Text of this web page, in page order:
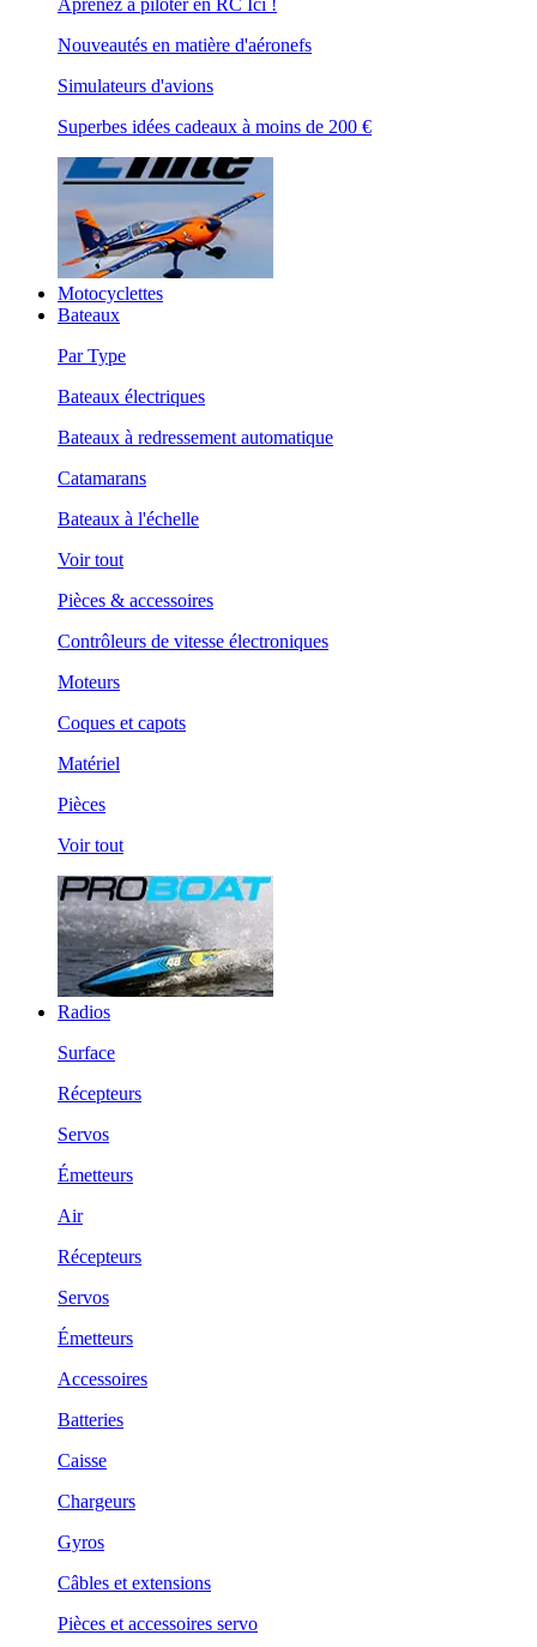
Aprenez à piloter en RC Ici !
Nouveautés en matière d'aéronefs
Simulateurs d'avions
Superbes idées cadeaux à moins de 200 €
Motocyclettes
Bateaux
Par Type
Bateaux électriques
Bateaux à redressement automatique
Catamarans
Bateaux à l'échelle
Voir tout
Pièces & accessoires
Contrôleurs de vitesse électroniques
Moteurs
Coques et capots
Matériel
Pièces
Voir tout
Radios
Surface
Récepteurs
Servos
Émetteurs
Air
Récepteurs
Servos
Émetteurs
Accessoires
Batteries
Caisse
Chargeurs
Gyros
Câbles et extensions
Pièces et accessoires servo